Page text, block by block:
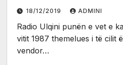
18/12/2019 ADMINI
Radio Ulqini punën e vet e
vitit 1987 themelues i të cilit
vendor…